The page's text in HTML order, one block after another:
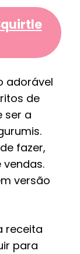
adorável
de
ser a
fazer,
versão
receita
para